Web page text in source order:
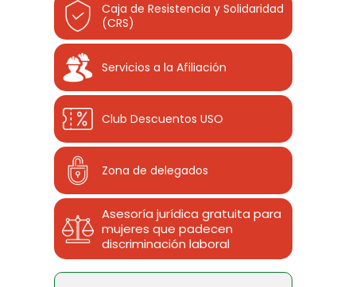
Caja de Resistencia y Solidaridad
(CRS)
Servicios a la Afiliación
Club Descuentos USO
Zona de delegados
Asesoría jurídica gratuita para
mujeres que padecen
discriminación laboral